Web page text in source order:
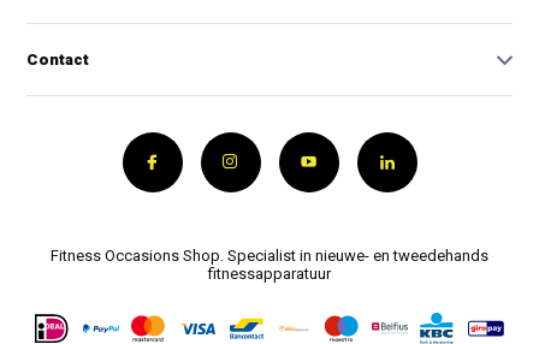
Contact
Fitness Occasions Shop. Specialist in nieuwe- en tweedehands
fitnessapparatuur